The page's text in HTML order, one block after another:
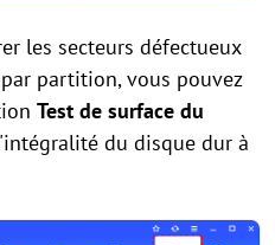
les secteurs défectueux
partition, vous pouvez
Test de surface du
du disque dur à